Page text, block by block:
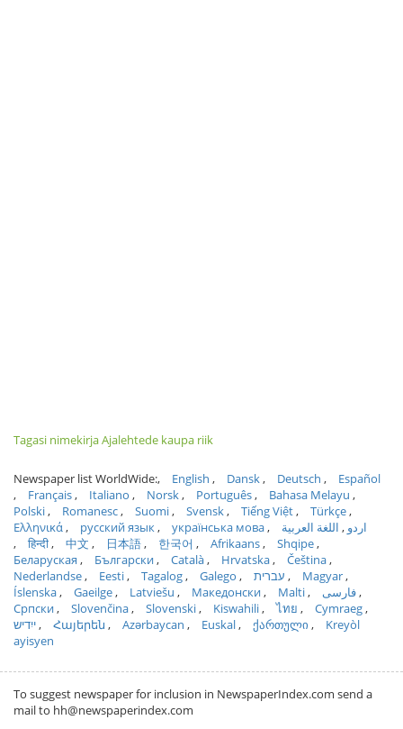
Tagasi nimekirja Ajalehtede kaupa riik
Newspaper list WorldWide: English Dansk Deutsch
Español
Français
Italiano Norsk Português
Bahasa Melayu
Polski
Romanesc Suomi Svensk Tiếng Việt
Türkçe
Ελληνικά
русский язык українська мова اردو
اللغة العربية
हिन्दी
中文 日本語 한국어 Afrikaans
Shqipe
Беларуская
Български Català Hrvatska
Čeština
Nederlandse
Eesti Tagalog Galego עברית
Magyar
Íslenska
Gaeilge Latviešu Македонски Malti
فارسی
Српски
Slovenčina Slovenski Kiswahili ไทย
Cymraeg
ייִדיש
Հայերեն Azərbaycan Euskal ქართული
Kreyòl
ayisyen
To suggest newspaper for inclusion in NewspaperIndex.com send a
mail to hh@newspaperindex.com